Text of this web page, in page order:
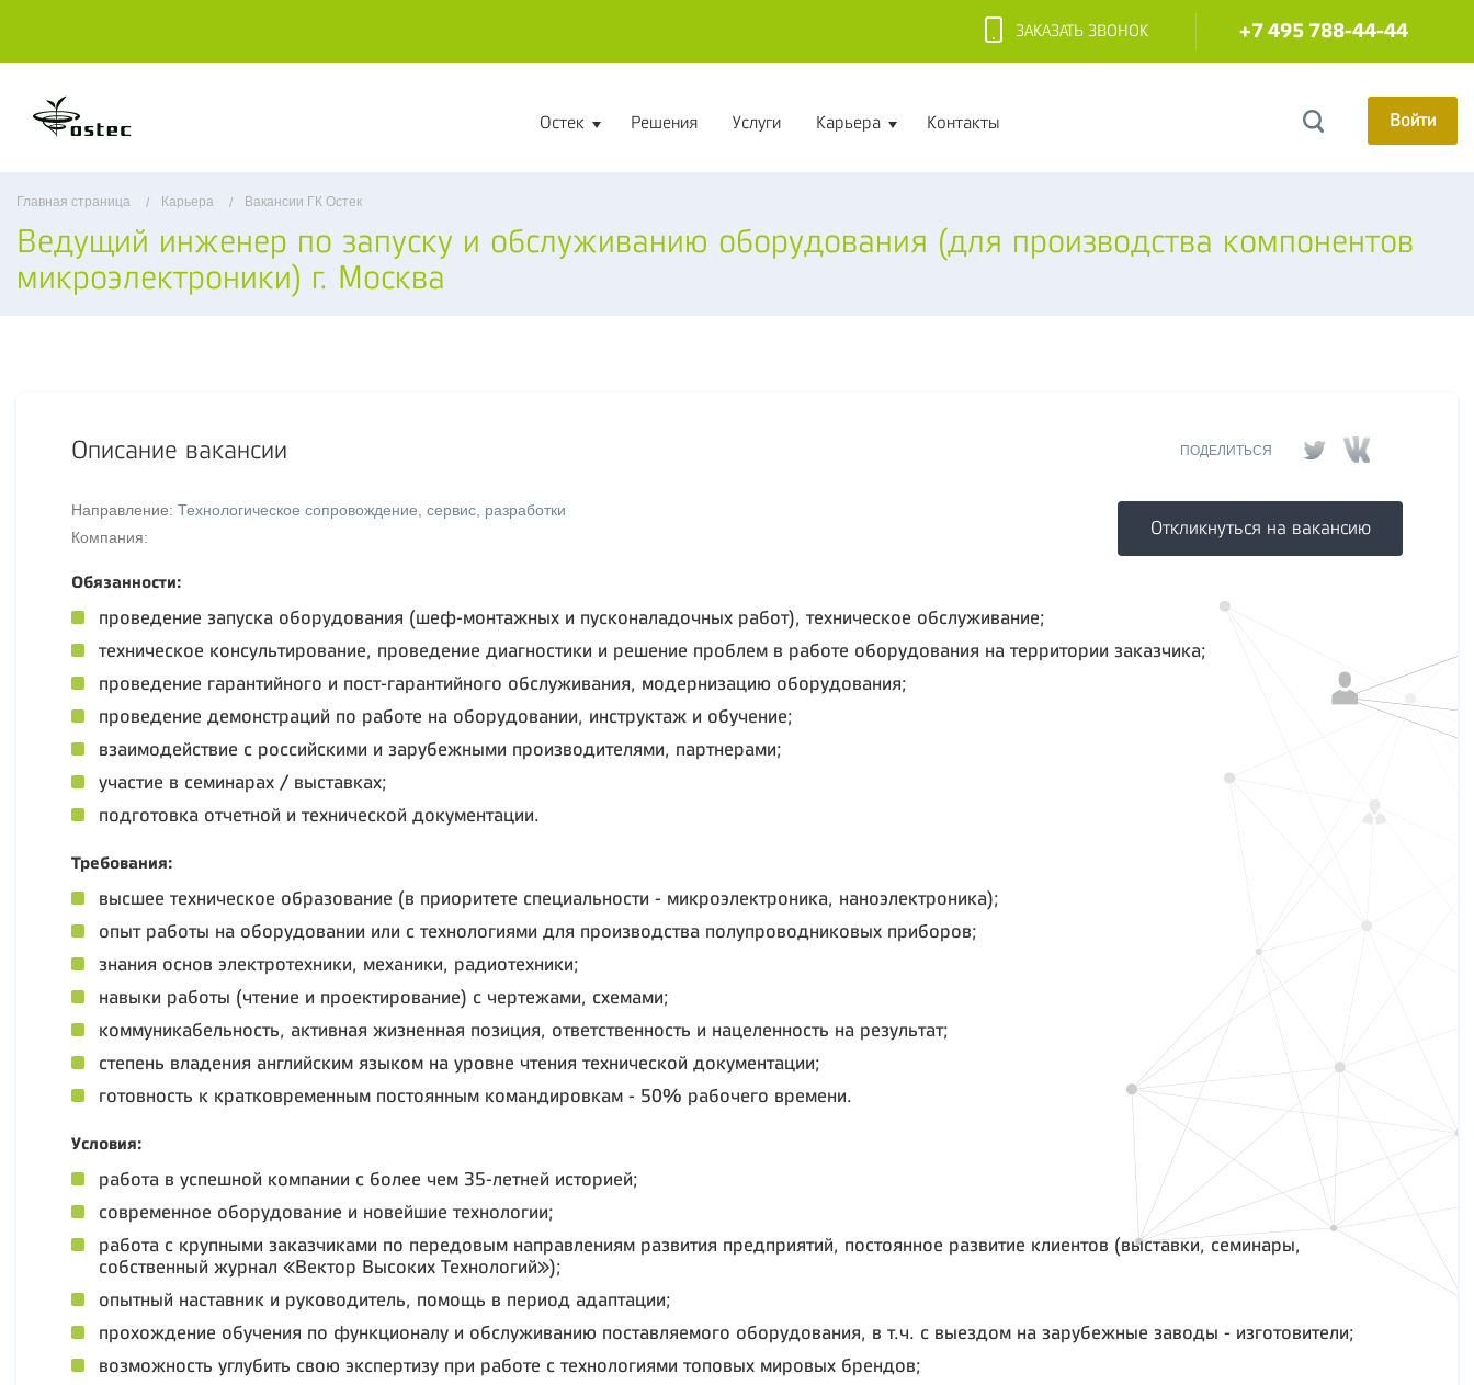
ЗАКАЗАТЬ ЗВОНОК +7 495 788-44-44
Остек Решения Услуги Карьера Контакты Войти
Главная страница Карьера Вакансии ГК Остек
Ведущий инженер по запуску и обслуживанию оборудования (для производства компонентов
микроэлектроники) г. Москва
Описание вакансии
Направление: Технологическое сопровождение, сервис, разработки
Компания:
ПОДЕЛИТЬСЯ
Откликнуться на вакансию
Обязанности:
проведение запуска оборудования (шеф-монтажных и пусконаладочных работ), техническое обслуживание;
техническое консультирование, проведение диагностики и решение проблем в работе оборудования на территории заказчика;
проведение гарантийного и пост-гарантийного обслуживания, модернизацию оборудования;
проведение демонстраций по работе на оборудовании, инструктаж и обучение;
взаимодействие с российскими и зарубежными производителями, партнерами;
участие в семинарах / выставках;
подготовка отчетной и технической документации.
Требования:
высшее техническое образование (в приоритете специальности - микроэлектроника, наноэлектроника);
опыт работы на оборудовании или с технологиями для производства полупроводниковых приборов;
знания основ электротехники, механики, радиотехники;
навыки работы (чтение и проектирование) с чертежами, схемами;
коммуникабельность, активная жизненная позиция, ответственность и нацеленность на результат;
степень владения английским языком на уровне чтения технической документации;
готовность к кратковременным постоянным командировкам - 50% рабочего времени.
Условия:
работа в успешной компании с более чем 35-летней историей;
современное оборудование и новейшие технологии;
работа с крупными заказчиками по передовым направлениям развития предприятий, постоянное развитие клиентов (выставки, семинары,
собственный журнал «Вектор Высоких Технологий»);
опытный наставник и руководитель, помощь в период адаптации;
прохождение обучения по функционалу и обслуживанию поставляемого оборудования, в т.ч. с выездом на зарубежные заводы - изготовители;
возможность углубить свою экспертизу при работе с технологиями топовых мировых брендов;